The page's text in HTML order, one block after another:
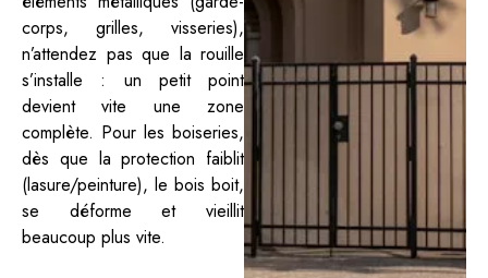
corps, grilles, visseries),
n’attendez pas que la rouille
s’installe : un petit point
devient vite une zone
complète. Pour les boiseries,
dès que la protection faiblit
(lasure/peinture), le bois boit,
se déforme et vieillit
beaucoup plus vite.